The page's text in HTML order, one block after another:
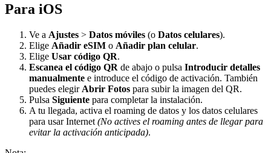
Para iOS
Ve a Ajustes > Datos móviles (o Datos celulares).
Elige Añadir eSIM o Añadir plan celular.
Elige Usar código QR.
Escanea el código QR de abajo o pulsa Introducir detalles
manualmente e introduce el código de activación. También
puedes elegir Abrir Fotos para subir la imagen del QR.
Pulsa Siguiente para completar la instalación.
A tu llegada, activa el roaming de datos y los datos celulares
para usar Internet (No actives el roaming antes de llegar para
evitar la activación anticipada).